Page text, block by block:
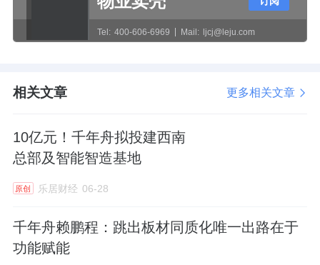
务上半年同比增速13%，业务布局逐步延伸至
风电、光伏等高端工业领域，有效优化了单一
空间。
展辰新材冲刺北交所，并不是行业个例。近期
整个家居建材产业链，都掀起了一波密集的
再默默深耕主业，而是主动拥抱资本市场，借
助资本力量提速发展，北交所更是成为这类中
Tel: 400-606-6969 Mail: ljcj@leju.com
相关文章 更多相关文章
10亿元！千年舟拟投建西南
总部及智能智造基地
原创 乐居财经 06-28
千年舟赖鹏程：跳出板材同质化唯一出路在于
功能赋能